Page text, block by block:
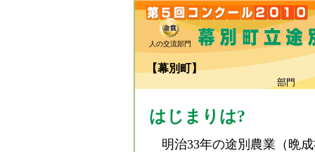
人の交流部門
【幕別町】
部門
はじまりは?
明治33年の途別農業（晩